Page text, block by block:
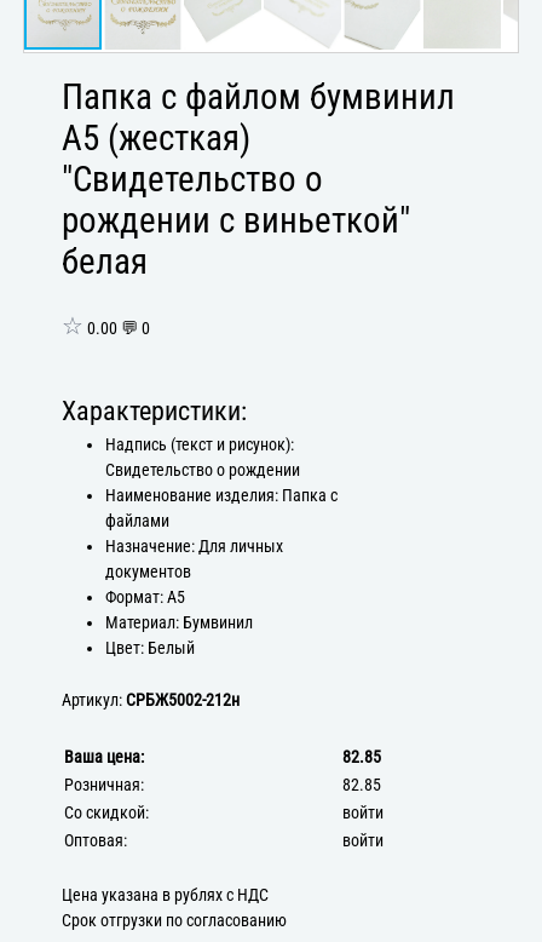
Папка с файлом бумвинил
А5 (жесткая)
"Свидетельство о
рождении с виньеткой"
белая
☆ 0.00 💬 0
Характеристики:
Надпись (текст и рисунок):
Свидетельство о рождении
Наименование изделия: Папка с
файлами
Назначение: Для личных
документов
Формат: А5
Материал: Бумвинил
Цвет: Белый
Артикул:СРБЖ5002-212н
Ваша цена:
82.85
Розничная:
82.85
Со скидкой:
войти
Оптовая:
войти
Цена указана в рублях с НДС
Срок отгрузки по согласованию